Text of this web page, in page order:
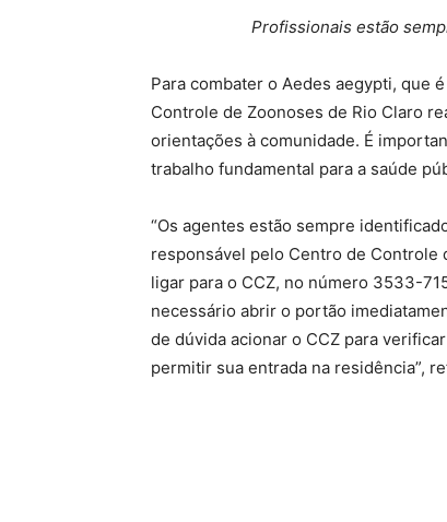
Profissionais estão
Para combater o Aedes aegypti, que
Controle de Zoonoses de Rio Claro
orientações à comunidade. É
trabalho fundamental para a saúde
“Os agentes estão sempre
responsável pelo Centro de Controle
ligar para o CCZ, no número 3533-
necessário abrir o portão
de dúvida acionar o CCZ para
permitir sua entrada na residência”,